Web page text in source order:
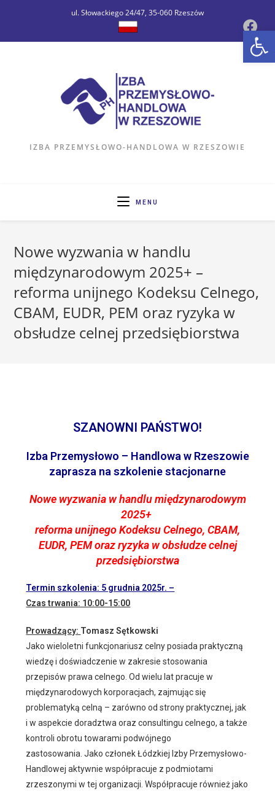
ul. Słowackiego 24/47, 35-060 Rzeszów
IZBA PRZEMYSŁOWO-HANDLOWA W RZESZOWIE
MENU
Nowe wyzwania w handlu
międzynarodowym 2025+ –
reforma unijnego Kodeksu Celnego,
CBAM, EUDR, PEM oraz ryzyka w
obsłudze celnej przedsiębiorstwa
SZANOWNI PAŃSTWO!
Izba Przemysłowo – Handlowa w Rzeszowie
zaprasza na szkolenie stacjonarne
Nowe wyzwania w handlu międzynarodowym
2025+
reforma unijnego Kodeksu Celnego, CBAM,
EUDR, PEM oraz ryzyka w obsłudze celnej
przedsiębiorstwa
Termin szkolenia: 5 grudnia 2025r. –
Czas trwania: 10:00-15:00
Prowadzący: Tomasz Sętkowski
Jako wieloletni funkcjonariusz celny posiada praktyczną
wiedzę i doświadczenie w zakresie stosowania
przepisów prawa celnego. Od wielu lat pracuje w
międzynarodowych korporacjach, zajmując się
problematyką celną – zarówno od strony praktycznej, jak
i w aspekcie doradztwa oraz consultingu celnego, a także
kontroli obrotu towarami podwójnego
zastosowania. Jako członek Łódzkiej Izby Przemysłowo-
Handlowej aktywnie współpracuje z podmiotami
zrzeszonymi w tej organizacji. Współpracuje również jako